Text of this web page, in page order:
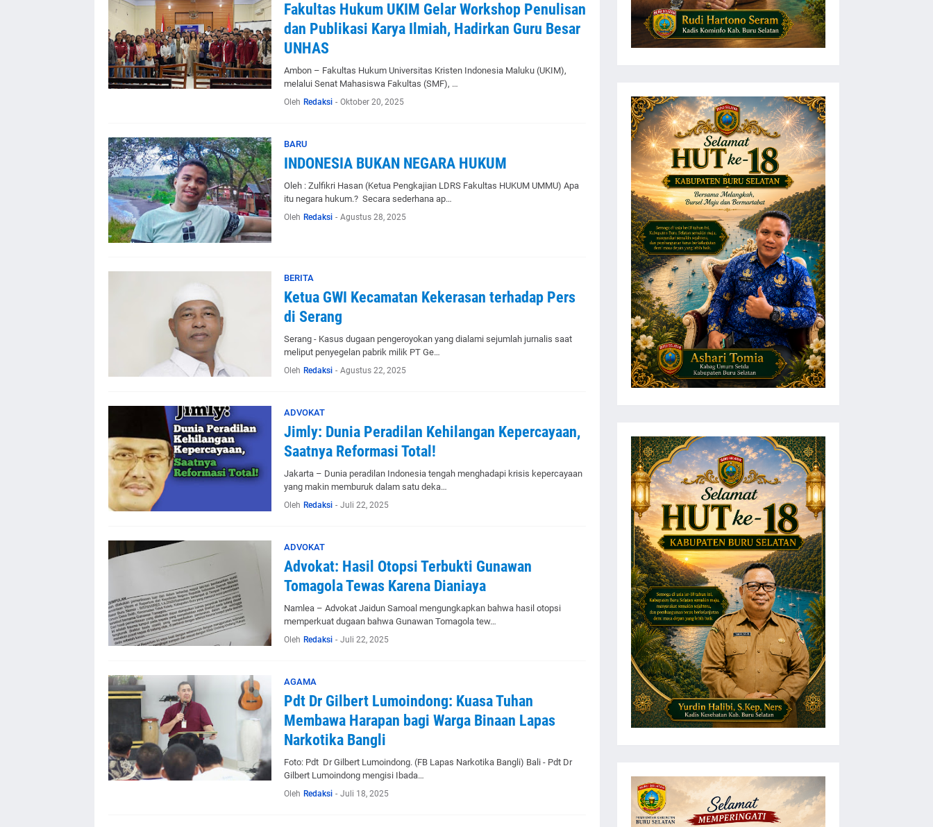
Fakultas Hukum UKIM Gelar Workshop Penulisan
dan Publikasi Karya Ilmiah, Hadirkan Guru Besar
UNHAS
Ambon – Fakultas Hukum Universitas Kristen Indonesia Maluku (UKIM),
melalui Senat Mahasiswa Fakultas (SMF), …
Oleh Redaksi - Oktober 20, 2025
BARU
INDONESIA BUKAN NEGARA HUKUM
Oleh : Zulfikri Hasan (Ketua Pengkajian LDRS Fakultas HUKUM UMMU) Apa
itu negara hukum.? Secara sederhana ap…
Oleh Redaksi - Agustus 28, 2025
BERITA
Ketua GWI Kecamatan Kekerasan terhadap Pers
di Serang
Serang - Kasus dugaan pengeroyokan yang dialami sejumlah jurnalis saat
meliput penyegelan pabrik milik PT Ge…
Oleh Redaksi - Agustus 22, 2025
ADVOKAT
Jimly: Dunia Peradilan Kehilangan Kepercayaan,
Saatnya Reformasi Total!
Jakarta – Dunia peradilan Indonesia tengah menghadapi krisis kepercayaan
yang makin memburuk dalam satu deka…
Oleh Redaksi - Juli 22, 2025
ADVOKAT
Advokat: Hasil Otopsi Terbukti Gunawan
Tomagola Tewas Karena Dianiaya
Namlea – Advokat Jaidun Samoal mengungkapkan bahwa hasil otopsi
memperkuat dugaan bahwa Gunawan Tomagola tew…
Oleh Redaksi - Juli 22, 2025
AGAMA
Pdt Dr Gilbert Lumoindong: Kuasa Tuhan
Membawa Harapan bagi Warga Binaan Lapas
Narkotika Bangli
Foto: Pdt Dr Gilbert Lumoindong. (FB Lapas Narkotika Bangli) Bali - Pdt Dr
Gilbert Lumoindong mengisi Ibada…
Oleh Redaksi - Juli 18, 2025